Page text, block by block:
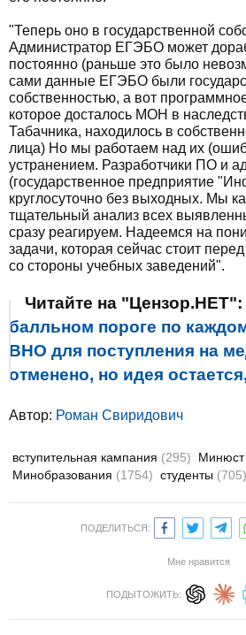
"Теперь оно в государственной
Администратор ЕГЭБО может
постоянно (раньше это было
сами данные ЕГЭБО были
собственностью, а вот
которое досталось МОН в
Табачника, находилось в
лица) Но мы работаем над их
устранением. Разработчики ПО и
(государственное предприятие
круглосуточно без выходных. Мы
тщательный анализ всех
сразу реагируем. Надеемся на
задачи, которая сейчас стоит
со стороны учебных заведений".
Читайте на "Цензор.НЕТ":
балльном пороге по
ВНО для поступления на
отменено, но идея
Автор: Роман Свиридович
вступительная кампания (295) Минюст
Минобразования (1754) студенты (705)
ПОДЕЛИТЬСЯ:
Мне нравится
ПОДЫТОЖИТЬ: